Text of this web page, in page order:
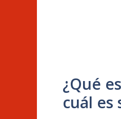
¿Qué
cuál es